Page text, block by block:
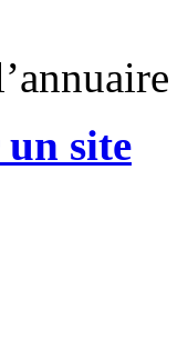
un site